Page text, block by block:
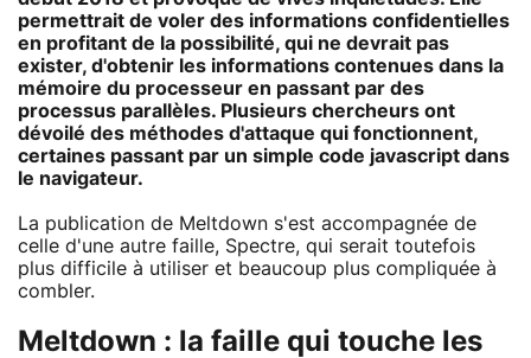
permettrait de voler des informations confidentielles
en profitant de la possibilité, qui ne devrait pas
exister, d'obtenir les informations contenues dans la
mémoire du processeur en passant par des
processus parallèles. Plusieurs chercheurs ont
dévoilé des méthodes d'attaque qui fonctionnent,
certaines passant par un simple code javascript dans
le navigateur.
La publication de Meltdown s'est accompagnée de
celle d'une autre faille, Spectre, qui serait toutefois
plus difficile à utiliser et beaucoup plus compliquée à
combler.
Meltdown : la faille qui touche les